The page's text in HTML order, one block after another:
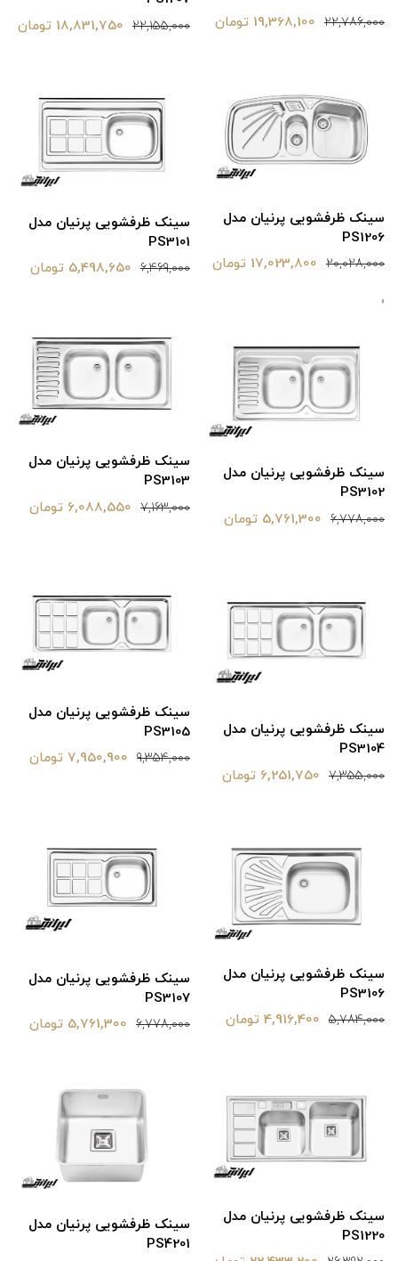
22,786,000 19,368,100 تومان 22,155,000 18,831,750 تومان
سینک ظرفشویی پرنیان مدل
PS1206
20,028,000 17,023,800 تومان
سینک ظرفشویی پرنیان مدل
PS3101
6,469,000 5,498,650 تومان
سینک ظرفشویی پرنیان مدل
PS3102
6,778,000 5,761,300 تومان
سینک ظرفشویی پرنیان مدل
PS3103
7,163,000 6,088,550 تومان
سینک ظرفشویی پرنیان مدل
PS3104
7,355,000 6,251,750 تومان
سینک ظرفشویی پرنیان مدل
PS3105
9,354,000 7,950,900 تومان
سینک ظرفشویی پرنیان مدل
PS3106
5,784,000 4,916,400 تومان
سینک ظرفشویی پرنیان مدل
PS3107
6,778,000 5,761,300 تومان
سینک ظرفشویی پرنیان مدل
PS1220
سینک ظرفشویی پرنیان مدل
PS4201